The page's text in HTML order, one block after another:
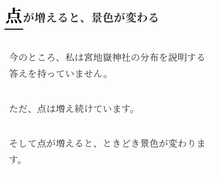
点が増えると、景色が変わる
今のところ、私は宮地嶽神社の分布を説明する
答えを持っていません。
ただ、点は増え続けています。
そして点が増えると、ときどき景色が変わりま
す。